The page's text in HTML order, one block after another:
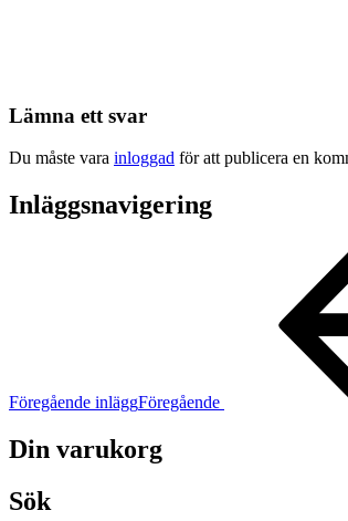
Lämna ett svar
Du måste vara inloggad för att publicera en
Inläggsnavigering
Föregående inläggFöregående
Din varukorg
Sök